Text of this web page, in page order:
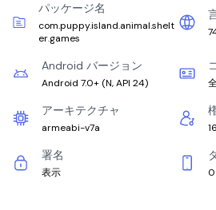
パッケージ名
com.puppy.island.animal.shelt
er.games
Android バージョン
Android 7.0+ (N, API 24)
アーキテクチャ
armeabi-v7a
署名
表示 0